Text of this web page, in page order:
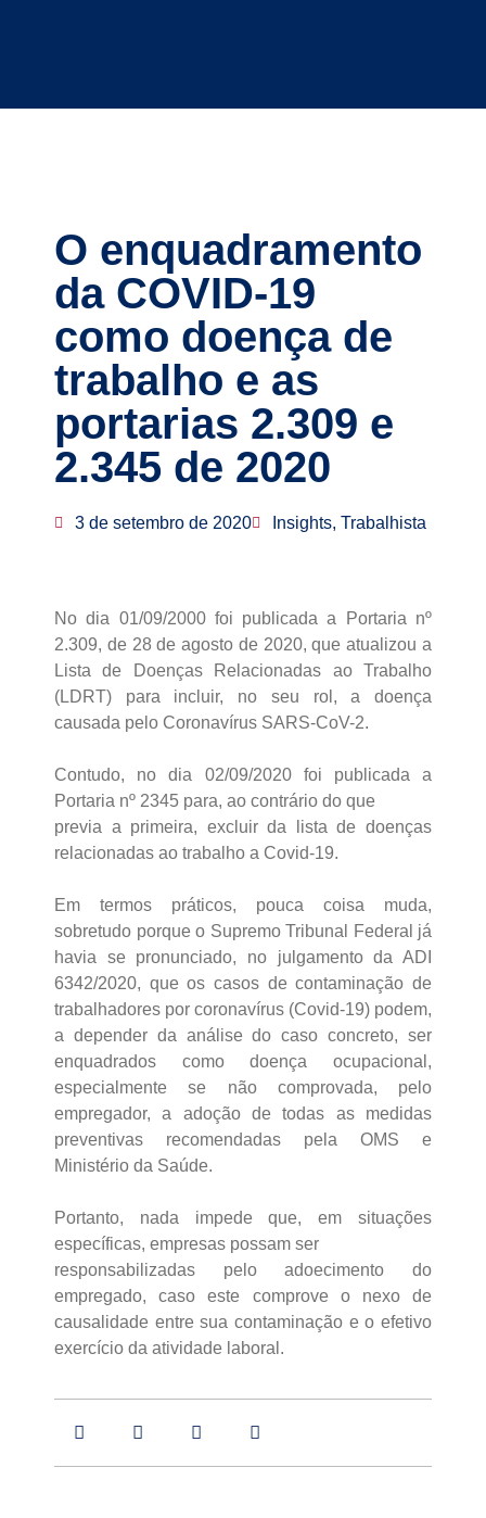
O enquadramento
da COVID-19
como doença de
trabalho e as
portarias 2.309 e
2.345 de 2020
3 de setembro de 2020 Insights, Trabalhista
No dia 01/09/2000 foi publicada a Portaria nº
2.309, de 28 de agosto de 2020, que atualizou a
Lista de Doenças Relacionadas ao Trabalho
(LDRT) para incluir, no seu rol, a doença
causada pelo Coronavírus SARS-CoV-2.
Contudo, no dia 02/09/2020 foi publicada a
Portaria nº 2345 para, ao contrário do que
previa a primeira, excluir da lista de doenças
relacionadas ao trabalho a Covid-19.
Em termos práticos, pouca coisa muda,
sobretudo porque o Supremo Tribunal Federal já
havia se pronunciado, no julgamento da ADI
6342/2020, que os casos de contaminação de
trabalhadores por coronavírus (Covid-19) podem,
a depender da análise do caso concreto, ser
enquadrados como doença ocupacional,
especialmente se não comprovada, pelo
empregador, a adoção de todas as medidas
preventivas recomendadas pela OMS e
Ministério da Saúde.
Portanto, nada impede que, em situações
específicas, empresas possam ser
responsabilizadas pelo adoecimento do
empregado, caso este comprove o nexo de
causalidade entre sua contaminação e o efetivo
exercício da atividade laboral.